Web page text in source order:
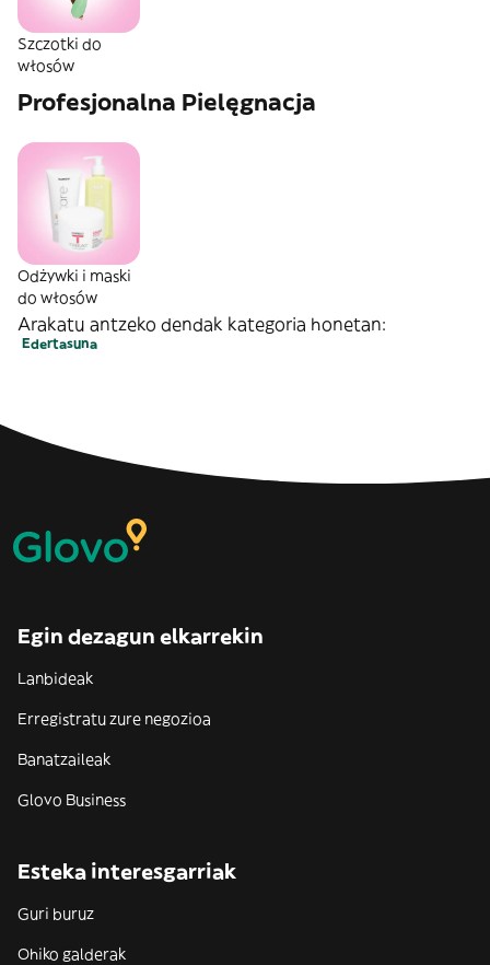
Szczotki do
włosów
Profesjonalna Pielęgnacja
Odżywki i maski
do włosów
Arakatu antzeko dendak kategoria honetan:
Edertasuna
Egin dezagun elkarrekin
Lanbideak
Erregistratu zure negozioa
Banatzaileak
Glovo Business
Esteka interesgarriak
Guri buruz
Ohiko galderak